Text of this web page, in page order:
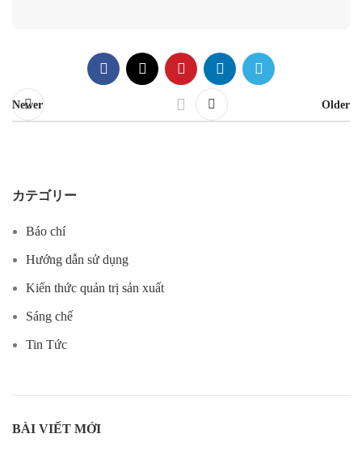
Newer Older
カテゴリー
Báo chí
Hướng dẫn sử dụng
Kiến thức quản trị sản xuất
Sáng chế
Tin Tức
BÀI VIẾT MỚI